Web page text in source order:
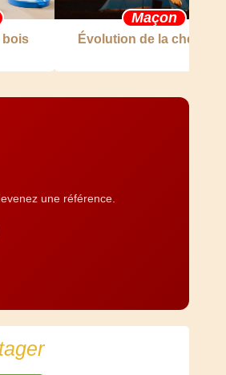
bois
Maçon
Évolution de la
une référence.